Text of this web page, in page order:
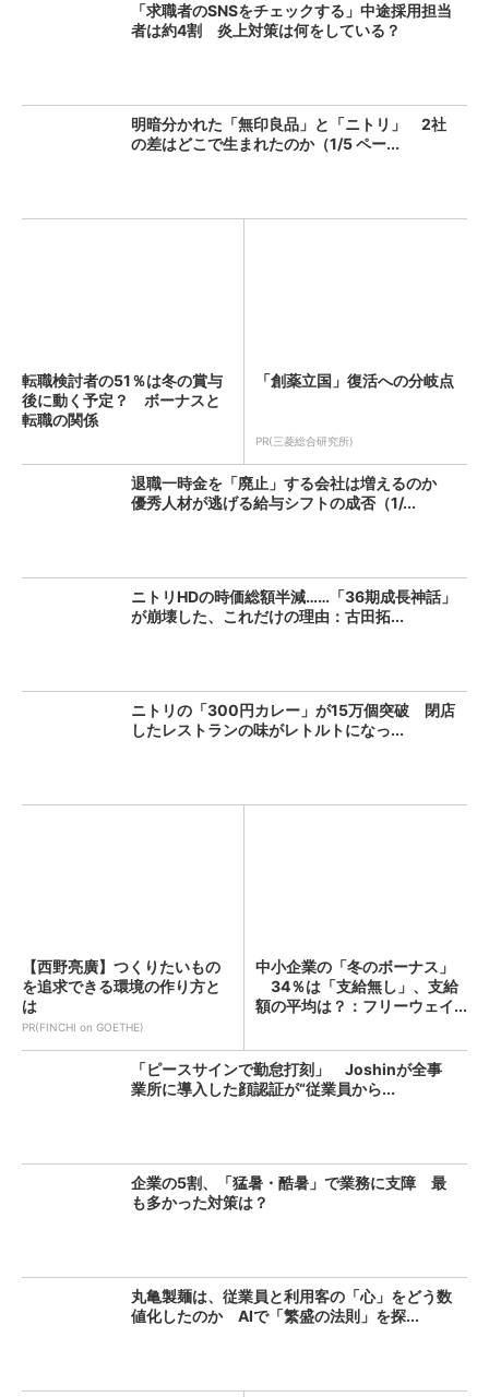
「求職者のSNSをチェックする」中途採用担当
者は約4割 炎上対策は何をしている？
明暗分かれた「無印良品」と「ニトリ」 2社
の差はどこで生まれたのか（1/5 ペー...
転職検討者の51％は冬の賞与
後に動く予定？ ボーナスと
転職の関係
「創薬立国」復活への分岐点
PR(三菱総合研究所)
退職一時金を「廃止」する会社は増えるのか
優秀人材が逃げる給与シフトの成否（1/...
ニトリHDの時価総額半減……「36期成長神話」
が崩壊した、これだけの理由：古田拓...
ニトリの「300円カレー」が15万個突破 閉店
したレストランの味がレトルトになっ...
【西野亮廣】つくりたいもの
を追求できる環境の作り方と
は
PR(FINCHI on GOETHE)
中小企業の「冬のボーナス」
34％は「支給無し」、支給
額の平均は？：フリーウェイ...
「ピースサインで勤怠打刻」 Joshinが全事
業所に導入した顔認証が“従業員から...
企業の5割、「猛暑・酷暑」で業務に支障 最
も多かった対策は？
丸亀製麺は、従業員と利用客の「心」をどう数
値化したのか AIで「繁盛の法則」を探...